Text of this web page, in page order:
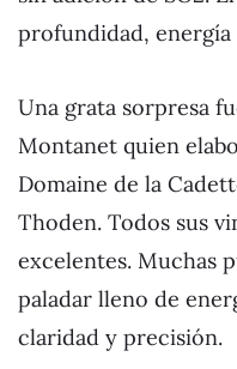
profundidad, energía
Una grata sorpresa
Montanet quien
Domaine de la
Thoden. Todos sus
excelentes. Muchas
paladar lleno de
claridad y precisión.